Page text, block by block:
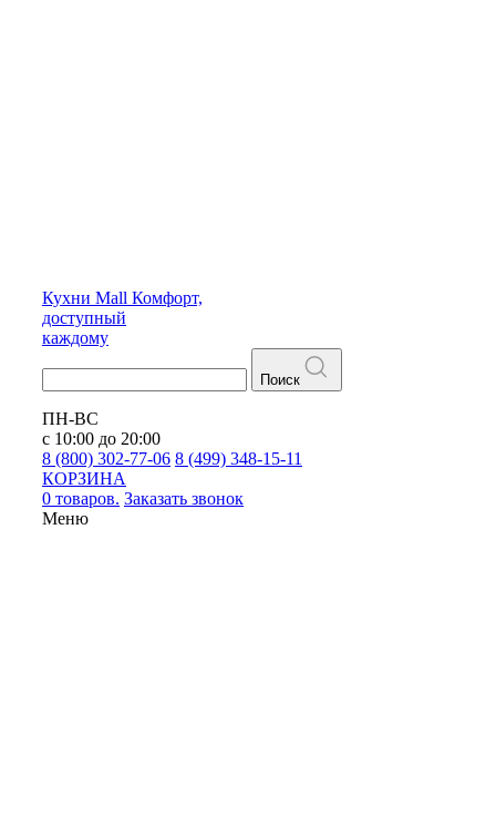
Кухни Mall Комфорт,
доступный
каждому
Поиск
ПН-ВС
с 10:00 до 20:00
8 (800) 302-77-06 8 (499) 348-15-11
КОРЗИНА
0 товаров. Заказать звонок
Меню